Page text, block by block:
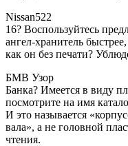
Nissan522
16? Воспользуйтесь
ангел-хранитель
как он без печати?
БМВ Узор
Банка? Имеется в виду
посмотрите на имя
И это называется
вала», а не головной
чтения.